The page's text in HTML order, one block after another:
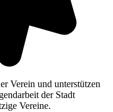
Verein und unterstützen
der Stadt
Vereine.